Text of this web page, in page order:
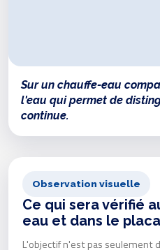
Sur un chauffe-eau
l'eau qui permet de
continue.
Observation visuelle
Ce qui sera vérifié
eau et dans le
L'objectif n'est pas seulement